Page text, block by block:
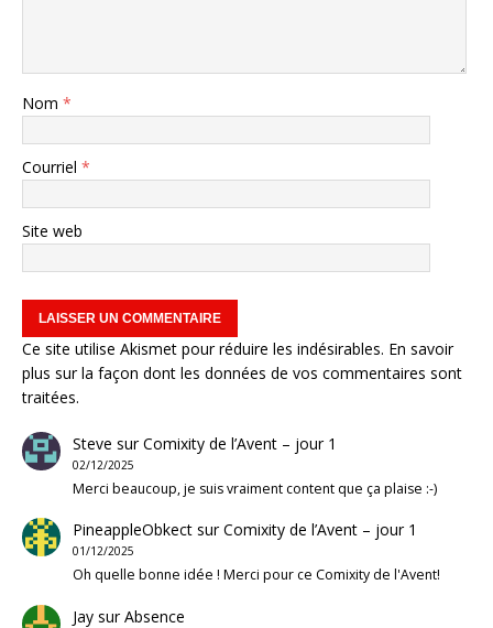
Nom *
Courriel *
Site web
Ce site utilise Akismet pour réduire les indésirables. En savoir
plus sur la façon dont les données de vos commentaires sont
traitées.
Steve surComixity de l’Avent – jour 1
02/12/2025
Merci beaucoup, je suis vraiment content que ça plaise :-)
PineappleObkectsurComixity de l’Avent – jour 1
01/12/2025
Oh quelle bonne idée ! Merci pour ce Comixity de l'Avent!
JaysurAbsence